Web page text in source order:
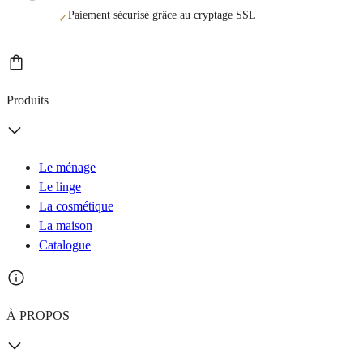
✓Paiement sécurisé grâce au cryptage SSL
Produits
Le ménage
Le linge
La cosmétique
La maison
Catalogue
À PROPOS